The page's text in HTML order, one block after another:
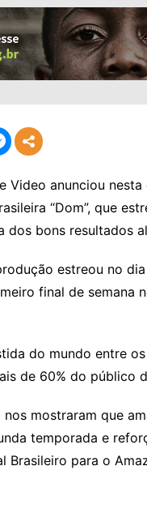
Video anunciou
“Dom”, que
dos bons resultados
estreou no
final de semana
do mundo entre
de 60% do público
mostraram que
temporada e
Brasileiro para o